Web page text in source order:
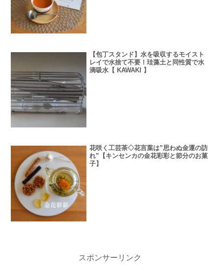
【包丁スタンド】水を吸収するモイスト
レイで水捨て不要！珪藻土と同性質で水
滴吸水【 KAWAKI 】
花咲く工芸茶◇花言葉は”思わぬ金運の訪
れ”【キンセンカの金花彩彩と節分のお菓
子】
スポンサーリンク